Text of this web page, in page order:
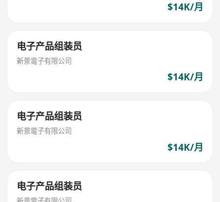
$14K/月
电子产品组装员
新景電子有限公司
$14K/月
电子产品组装员
新景電子有限公司
$14K/月
电子产品组装员